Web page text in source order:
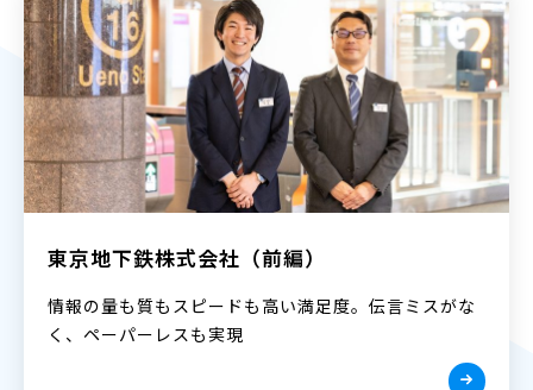
東京地下鉄株式会社（前編）
情報の量も質もスピードも高い満足度。伝言ミスがな
く、ペーパーレスも実現